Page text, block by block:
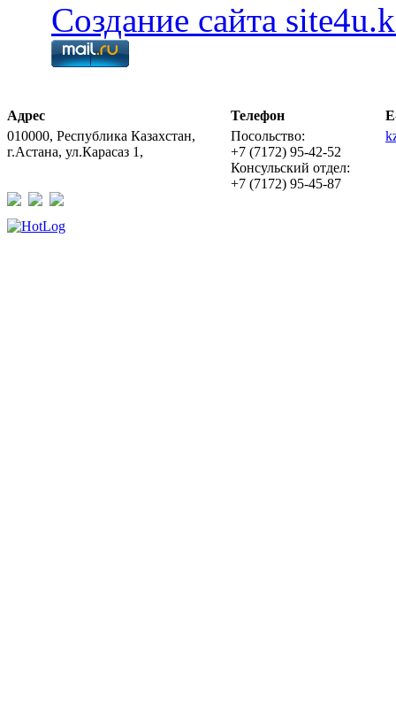
Создание сайта
Адрес
010000, Республика Казахстан,
г.Астана, ул.Карасаз 1,
Телефон
Посольство:
+7 (7172) 95-42-52
Консульский отдел:
+7 (7172) 95-45-87